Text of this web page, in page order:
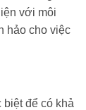
với môi
hảo cho việc
để có khả